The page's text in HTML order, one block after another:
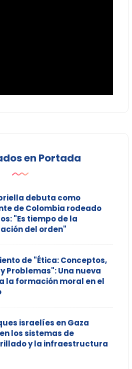
en Portada
debuta como
de Colombia rodeado
"Es tiempo de la
del orden"
de "Ética: Conceptos,
Problemas": Una nueva
la formación moral en el
israelíes en Gaza
los sistemas de
y la infraestructura